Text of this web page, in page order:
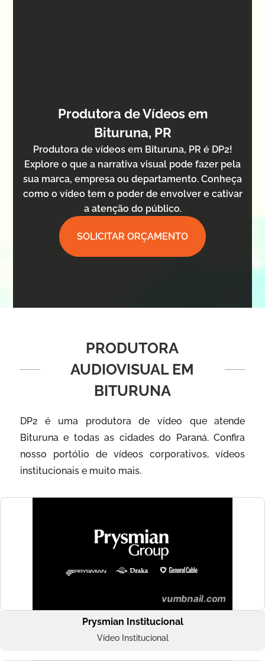
Produtora de Vídeos em
Bituruna, PR
Produtora de vídeos em Bituruna, PR é DP2!
Explore o que a narrativa visual pode fazer pela
sua marca, empresa ou departamento. Conheça
como o vídeo tem o poder de envolver e cativar
a atenção do público.
SOLICITAR ORÇAMENTO
PRODUTORA
AUDIOVISUAL EM
BITURUNA
DP2 é uma produtora de vídeo que atende
Bituruna e todas as cidades do Paraná. Confira
nosso portólio de vídeos corporativos, vídeos
institucionais e muito mais.
Prysmian Institucional
Vídeo Institucional